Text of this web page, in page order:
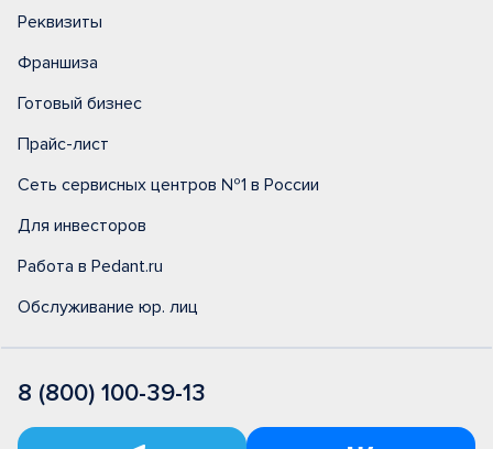
Реквизиты
Франшиза
Готовый бизнес
Прайс-лист
Сеть сервисных центров №1 в России
Для инвесторов
Работа в Pedant.ru
Обслуживание юр. лиц
8 (800) 100-39-13